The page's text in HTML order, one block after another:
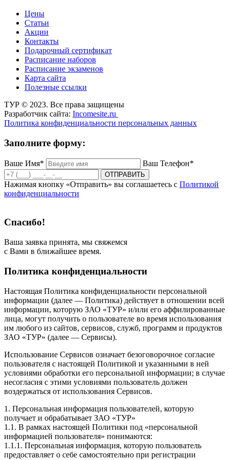
Цены
Статьи
Акции
Контакты
Подарочный сертификат
Расписание наборов
Расписание экзаменов
Карта сайта
Полезные ссылки
ТУР © 2023. Все права защищены
Разработчик сайта: Incomesite.ru
Политика конфиденциальности персональных данных
Заполните форму:
Ваше Имя* Ваш Телефон*
ОТПРАВИТЬ
Нажимая кнопку «Отправить» вы соглашаетесь с Политикой
конфиденциальности
Спасибо!
Ваша заявка принята, мы свяжемся
с Вами в ближайшее время.
Политика конфиденциальности
Настоящая Политика конфиденциальности персональной
информации (далее — Политика) действует в отношении всей
информации, которую ЗАО «ТУР» и/или его аффилированные
лица, могут получить о пользователе во время использования
им любого из сайтов, сервисов, служб, программ и продуктов
ЗАО «ТУР» (далее — Сервисы).
Использование Сервисов означает безоговорочное согласие
пользователя с настоящей Политикой и указанными в ней
условиями обработки его персональной информации; в случае
несогласия с этими условиями пользователь должен
воздержаться от использования Сервисов.
1. Персональная информация пользователей, которую
получает и обрабатывает ЗАО «ТУР»
1.1. В рамках настоящей Политики под «персональной
информацией пользователя» понимаются:
1.1.1. Персональная информация, которую пользователь
предоставляет о себе самостоятельно при регистрации